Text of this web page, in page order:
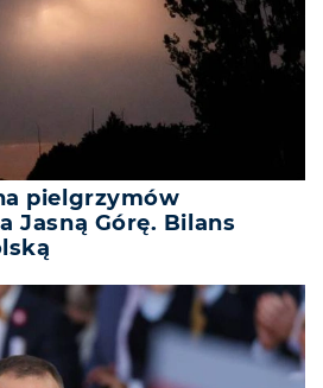
pielgrzymów
Jasną Górę. Bilans